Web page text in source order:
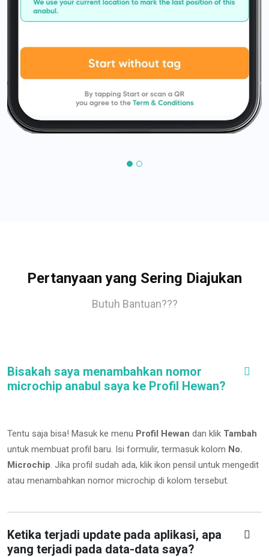
Pertanyaan yang Sering Diajukan
Butuh Bantuan???
Bisakah saya menambahkan nomor
microchip anabul saya ke Profil Hewan?
Tentu saja bisa! Masuk ke menu Profil Hewan dan klik Tambah
untuk membuat profil baru. Isi formulir, termasuk kolom No.
Microchip. Jika profil sudah ada, klik ikon pensil untuk mengedit
atau menambahkan nomor microchip di kolom tersebut.
Ketika terjadi update pada aplikasi, apa
yang terjadi pada data-data saya?